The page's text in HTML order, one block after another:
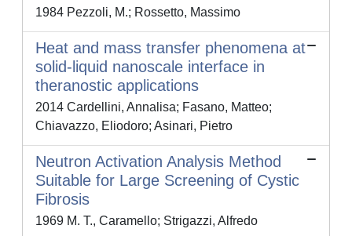
1984 Pezzoli, M.; Rossetto, Massimo
Heat and mass transfer phenomena at
solid-liquid nanoscale interface in
theranostic applications
2014 Cardellini, Annalisa; Fasano, Matteo;
Chiavazzo, Eliodoro; Asinari, Pietro
Neutron Activation Analysis Method
Suitable for Large Screening of Cystic
Fibrosis
1969 M. T., Caramello; Strigazzi, Alfredo